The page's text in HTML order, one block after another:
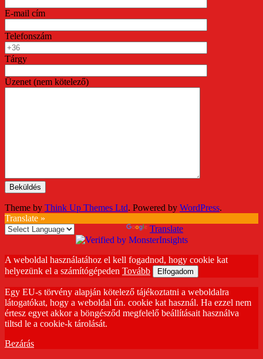
E-mail cím
Telefonszám
Tárgy
Üzenet (nem kötelező)
Theme by Think Up Themes Ltd. Powered by WordPress.
Translate »
Translate
A weboldal használatához el kell fogadnod, hogy cookie kat
helyezünk el a számítógépeden Tovább Elfogadom
Egy EU-s törvény alapján kötelező tájékoztatni a weboldalra
látogatókat, hogy a weboldal ún. cookie kat használ. Ha ezzel nem
értesz egyet akkor a böngésződ megfelelő beállításait használva
tiltsd le a cookie-k tárolását.
Bezárás